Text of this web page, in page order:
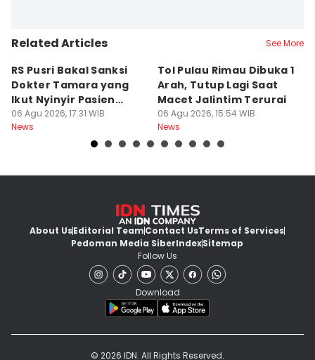
Related Articles See More
RS Pusri Bakal Sanksi
Dokter Tamara yang
Ikut Nyinyir Pasien
Yurizal
06 Agu 2026, 17:31 WIB
News
Tol Pulau Rimau Dibuka 1
Arah, Tutup Lagi Saat
Macet Jalintim Terurai
06 Agu 2026, 15:54 WIB
News
About UsEditorial TeamContact UsTerms of Services
Pedoman Media SiberIndexSitemap
Follow Us
Download
© 2026 IDN. All Rights Reserved.